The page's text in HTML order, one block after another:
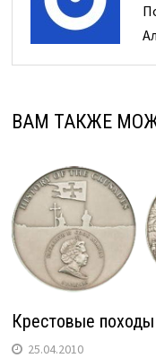
ВАМ ТАКЖЕ
Крестовые
25.04.2010